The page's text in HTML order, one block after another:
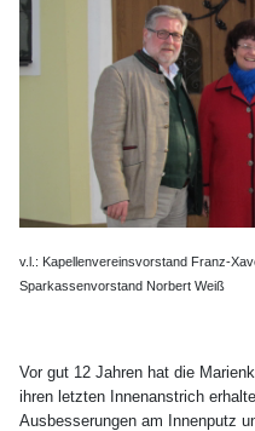
v.l.: Kapellenvereinsvorstand Franz-
Sparkassenvorstand Norbert Weiß
Vor gut 12 Jahren hat die
ihren letzten Innenanstrich
Ausbesserungen am Innenputz